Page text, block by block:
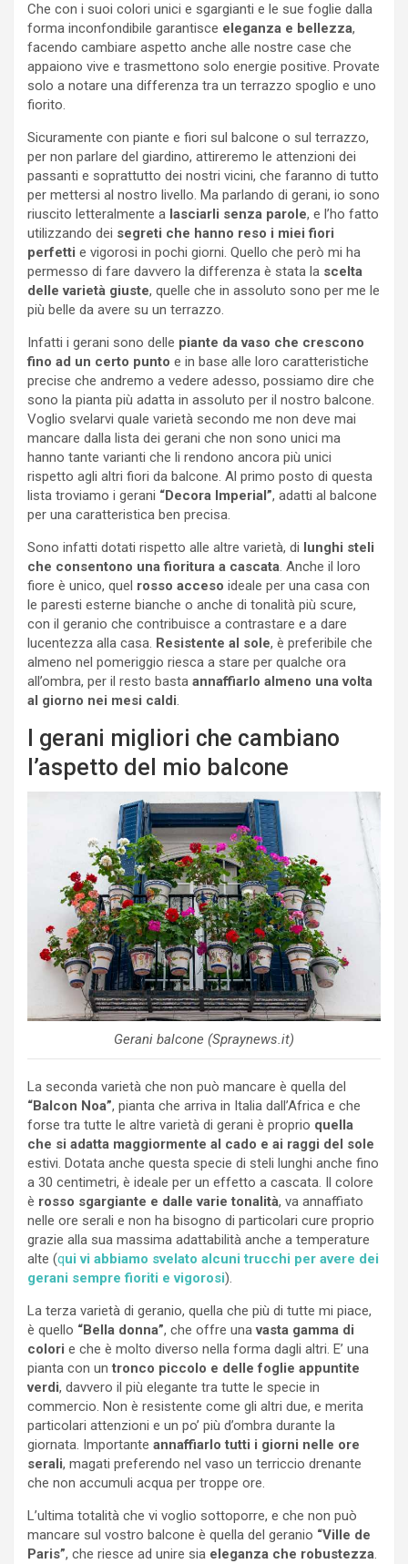
Che con i suoi colori unici e sgargianti e le sue foglie dalla
forma inconfondibile garantisce eleganza e bellezza,
facendo cambiare aspetto anche alle nostre case che
appaiono vive e trasmettono solo energie positive. Provate
solo a notare una differenza tra un terrazzo spoglio e uno
fiorito.
Sicuramente con piante e fiori sul balcone o sul terrazzo,
per non parlare del giardino, attireremo le attenzioni dei
passanti e soprattutto dei nostri vicini, che faranno di tutto
per mettersi al nostro livello. Ma parlando di gerani, io sono
riuscito letteralmente a lasciarli senza parole, e l’ho fatto
utilizzando dei segreti che hanno reso i miei fiori
perfetti e vigorosi in pochi giorni. Quello che però mi ha
permesso di fare davvero la differenza è stata la scelta
delle varietà giuste, quelle che in assoluto sono per me le
più belle da avere su un terrazzo.
Infatti i gerani sono delle piante da vaso che crescono
fino ad un certo punto e in base alle loro caratteristiche
precise che andremo a vedere adesso, possiamo dire che
sono la pianta più adatta in assoluto per il nostro balcone.
Voglio svelarvi quale varietà secondo me non deve mai
mancare dalla lista dei gerani che non sono unici ma
hanno tante varianti che li rendono ancora più unici
rispetto agli altri fiori da balcone. Al primo posto di questa
lista troviamo i gerani “Decora Imperial”, adatti al balcone
per una caratteristica ben precisa.
Sono infatti dotati rispetto alle altre varietà, di lunghi steli
che consentono una fioritura a cascata. Anche il loro
fiore è unico, quel rosso acceso ideale per una casa con
le paresti esterne bianche o anche di tonalità più scure,
con il geranio che contribuisce a contrastare e a dare
lucentezza alla casa. Resistente al sole, è preferibile che
almeno nel pomeriggio riesca a stare per qualche ora
all’ombra, per il resto basta annaffiarlo almeno una volta
al giorno nei mesi caldi.
I gerani migliori che cambiano
l’aspetto del mio balcone
Gerani balcone (Spraynews.it)
La seconda varietà che non può mancare è quella del
“Balcon Noa”, pianta che arriva in Italia dall’Africa e che
forse tra tutte le altre varietà di gerani è proprio quella
che si adatta maggiormente al cado e ai raggi del sole
estivi. Dotata anche questa specie di steli lunghi anche fino
a 30 centimetri, è ideale per un effetto a cascata. Il colore
è rosso sgargiante e dalle varie tonalità, va annaffiato
nelle ore serali e non ha bisogno di particolari cure proprio
grazie alla sua massima adattabilità anche a temperature
alte (qui vi abbiamo svelato alcuni trucchi per avere dei
gerani sempre fioriti e vigorosi).
La terza varietà di geranio, quella che più di tutte mi piace,
è quello “Bella donna”, che offre unavasta gamma di
colori e che è molto diverso nella forma dagli altri. E’ una
pianta con un tronco piccolo e delle foglie appuntite
verdi, davvero il più elegante tra tutte le specie in
commercio. Non è resistente come gli altri due, e merita
particolari attenzioni e un po’ più d’ombra durante la
giornata. Importante annaffiarlo tutti i giorni nelle ore
serali, magati preferendo nel vaso un terriccio drenante
che non accumuli acqua per troppe ore.
L’ultima totalità che vi voglio sottoporre, e che non può
mancare sul vostro balcone è quella del geranio “Ville de
Paris”, che riesce ad unire sia eleganza che robustezza.